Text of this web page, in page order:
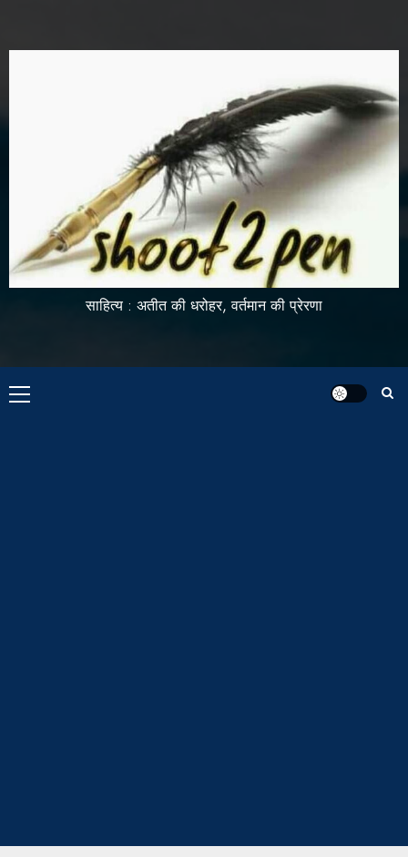
साहित्य : अतीत की धरोहर, वर्तमान की प्रेरणा